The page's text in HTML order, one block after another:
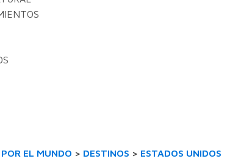
POR EL MUNDO > DESTINOS > ESTADOS UNIDOS